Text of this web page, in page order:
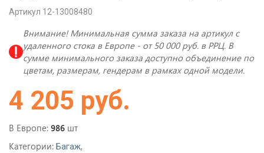
Артикул 12-13008480
Внимание! Минимальная сумма заказа на артикул с
удаленного стока в Европе - от 50 000 руб. в РРЦ. В
сумме минимального заказа доступно объединение по
цветам, размерам, гендерам в рамках одной модели.
4 205 руб.
В Европе: 986 шт
Категории: Багаж,